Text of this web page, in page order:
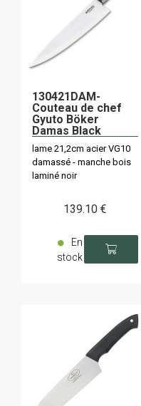
130421DAM-
Couteau de chef
Gyuto Böker
Damas Black
lame 21,2cm acier VG10
damassé - manche bois
laminé noir
139.10 €
En
stock